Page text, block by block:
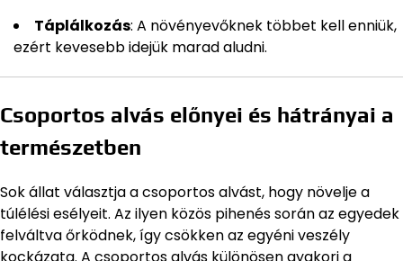
Táplálkozás: A növényevőknek többet kell enniük,
ezért kevesebb idejük marad aludni.
Csoportos alvás előnyei és hátrányai a
természetben
Sok állat választja a csoportos alvást, hogy növelje a
túlélési esélyeit. Az ilyen közös pihenés során az egyedek
felváltva őrködnek, így csökken az egyéni veszély